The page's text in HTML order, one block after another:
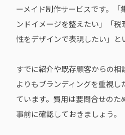
ーメイド制作サービスです。「
ンドイメージを整えたい」「
性をデザインで表現したい」と
すでに紹介や既存顧客からの
よりもブランディングを重視
ています。費用は要問合せのた
事前に確認しておきましょう。